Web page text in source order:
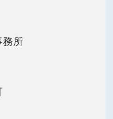
わせ
員登録
務所